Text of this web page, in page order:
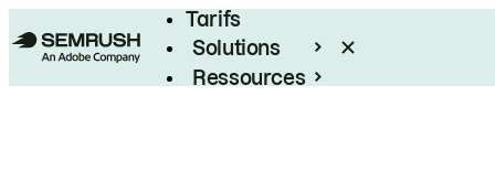
Tarifs
Solutions
Ressources